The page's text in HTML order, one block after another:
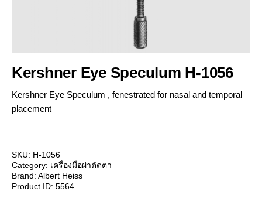
Kershner Eye Speculum H-1056
Kershner Eye Speculum , fenestrated for nasal and temporal
placement
SKU: H-1056
Category: เครื่องมือผ่าตัดตา
Brand: Albert Heiss
Product ID: 5564